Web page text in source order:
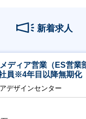
新着求人
ディア営業（ES営
員※4年目以降無期化
デザインセンター